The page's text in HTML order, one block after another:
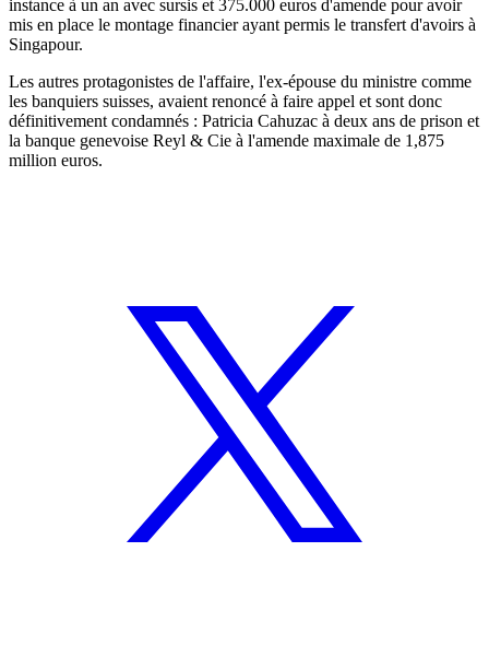
instance à un an avec sursis et 375.000 euros d'amende pour avoir
mis en place le montage financier ayant permis le transfert d'avoirs à
Singapour.
Les autres protagonistes de l'affaire, l'ex-épouse du ministre comme
les banquiers suisses, avaient renoncé à faire appel et sont donc
définitivement condamnés : Patricia Cahuzac à deux ans de prison et
la banque genevoise Reyl & Cie à l'amende maximale de 1,875
million euros.